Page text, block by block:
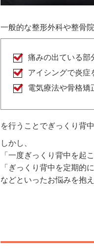
一般的な整形外科や整骨院
痛みの出ている部
アイシングで炎症
電気療法や骨格矯
を行うことでぎっくり背
しかし、
「一度ぎっくり背中を起
「ぎっくり背中を定期的
などといったお悩みを抱